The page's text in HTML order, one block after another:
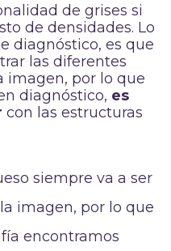
de grises si
de densidades. Lo
diagnóstico, es que
las diferentes
imagen, por lo que
diagnóstico, es
con las estructuras
siempre va a ser
imagen, por lo que
encontramos